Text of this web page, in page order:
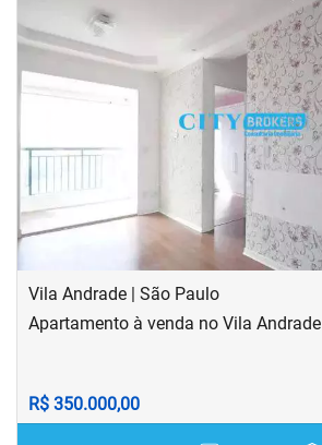
‹
Vila Andrade | São Paulo
Apartamento à venda no Vila Andrade
R$ 350.000,00